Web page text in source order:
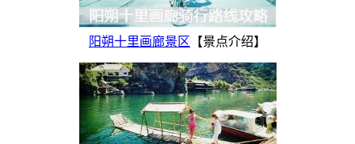
阳朔十里画廊景区 【景点介绍】